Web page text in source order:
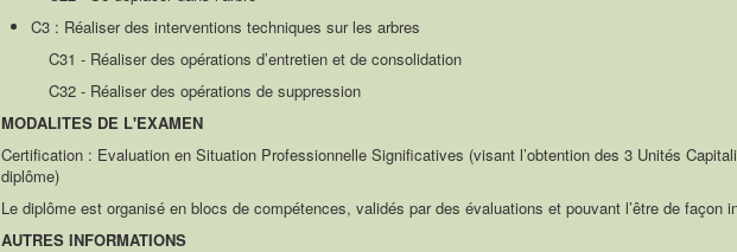
C3 : Réaliser des interventions techniques sur les arbres
C31 - Réaliser des opérations d’entretien et de consolidation
C32 - Réaliser des opérations de suppression
MODALITES DE L'EXAMEN
Certification : Evaluation en Situation Professionnelle Significatives (visant l’obtention des 3 Unités
diplôme)
Le diplôme est organisé en blocs de compétences, validés par des évaluations et pouvant l’être de façon
AUTRES INFORMATIONS